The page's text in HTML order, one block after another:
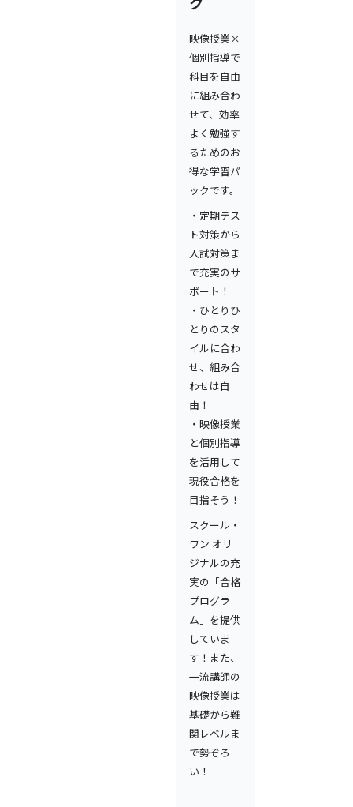
映像授業×
個別指導で
科目を自由
に組み合わ
せて、効率
よく勉強す
るためのお
得な学習パ
ックです。
・定期テス
ト対策から
入試対策ま
で充実のサ
ポート！
・ひとりひ
とりのスタ
イルに合わ
せ、組み合
わせは自
由！
・映像授業
と個別指導
を活用して
現役合格を
目指そう！
スクール・
ワン オリ
ジナルの充
実の「合格
プログラ
ム」を提供
していま
す！また、
一流講師の
映像授業は
基礎から難
関レベルま
で勢ぞろ
い！